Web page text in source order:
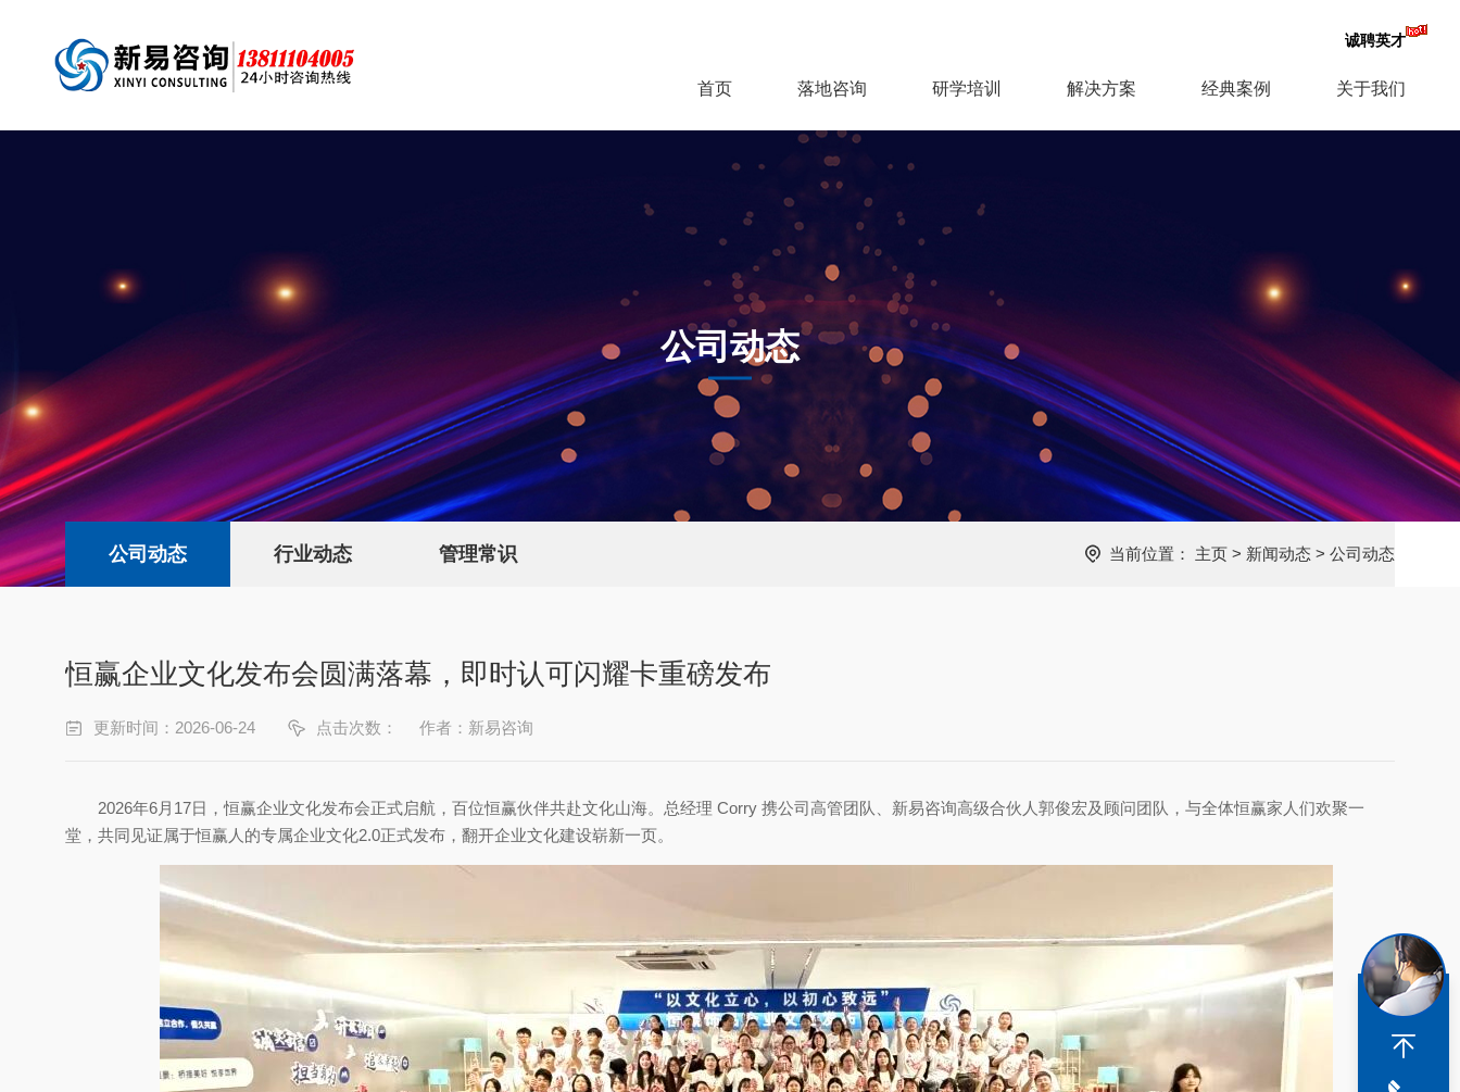
诚聘英才
首页 落地咨询 研学培训 解决方案 经典案例 关于我们
公司动态
公司动态 行业动态 管理常识 当前位置： 主页 > 新闻动态 > 公司动态
恒赢企业文化发布会圆满落幕，即时认可闪耀卡重磅发布
更新时间：2026-06-24 点击次数： 作者：新易咨询
2026年6月17日，恒赢企业文化发布会正式启航，百位恒赢伙伴共赴文化山海。总经理 Corry 携公司高管团队、新易咨询高级合伙人郭俊宏及顾问团队，与全体恒赢家人们欢聚一
堂，共同见证属于恒赢人的专属企业文化2.0正式发布，翻开企业文化建设崭新一页。